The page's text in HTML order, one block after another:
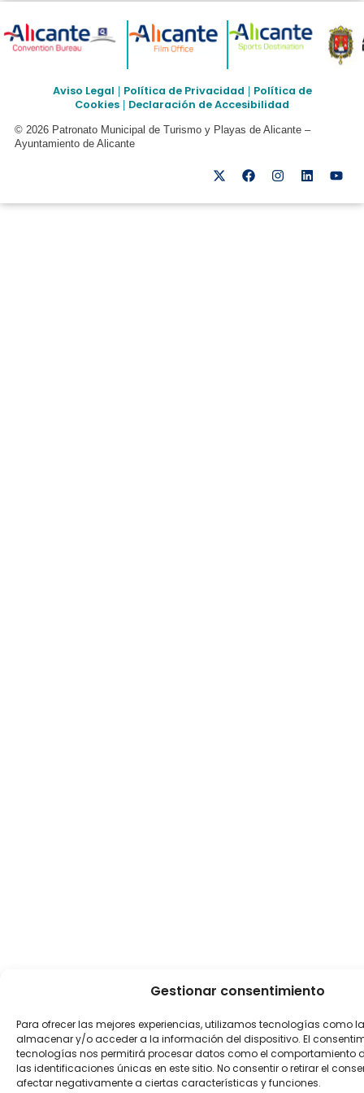
Gestionar consentimiento
Para ofrecer las mejores experiencias, utilizamos tecnologías como
almacenar y/o acceder a la información del dispositivo. El
tecnologías nos permitirá procesar datos como el comportamiento
las identificaciones únicas en este sitio. No consentir o retirar el
afectar negativamente a ciertas características y funciones.
Aviso Legal Política de Privacidad
Política de
Cookies
Declaración de Accesibilidad
© 2026 Patronato Municipal de Turismo y Playas de Alicante –
Ayuntamiento de Alicante